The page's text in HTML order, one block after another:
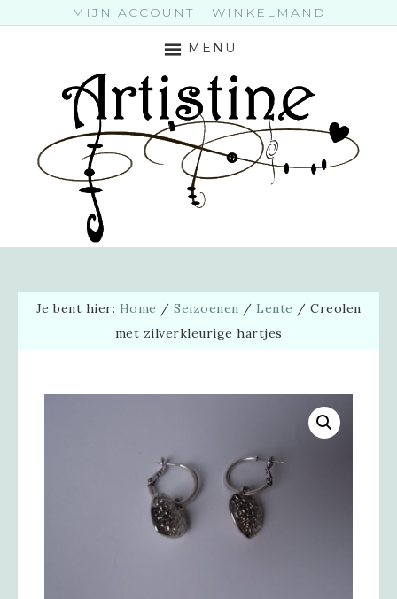
MIJN ACCOUNT WINKELMAND
MENU
Je bent hier: Home / Seizoenen / Lente / Creolen
met zilverkleurige hartjes